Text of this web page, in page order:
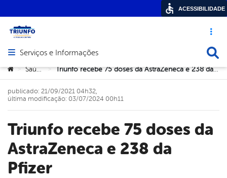
Acesso
Abrir menu principal de navegação
Serviços e Informações
Você está aqui:
> Saúde > Triunfo recebe 75 doses da AstraZeneca e 238 da Pfizer
Triunfo recebe 75 doses da
AstraZeneca e 238 da
Pfizer
publicado: 21/09/2021 04h32,
última modificação: 03/07/2024 00h11
ACESSIBILIDADE